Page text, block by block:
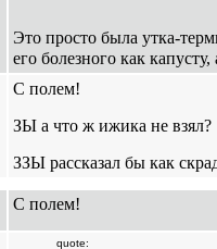
Это просто была утка-
его болезного как
C полем!
ЗЫ а что ж ижика не взял?
ЗЗЫ рассказал бы как
С полем!
quote: